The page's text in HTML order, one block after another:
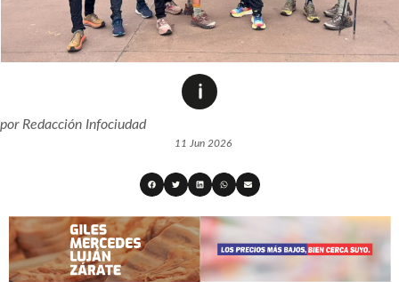
porRedacción Infociudad
11 Jun 2026